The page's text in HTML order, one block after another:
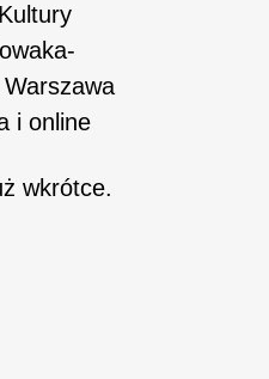
i online
wkrótce.